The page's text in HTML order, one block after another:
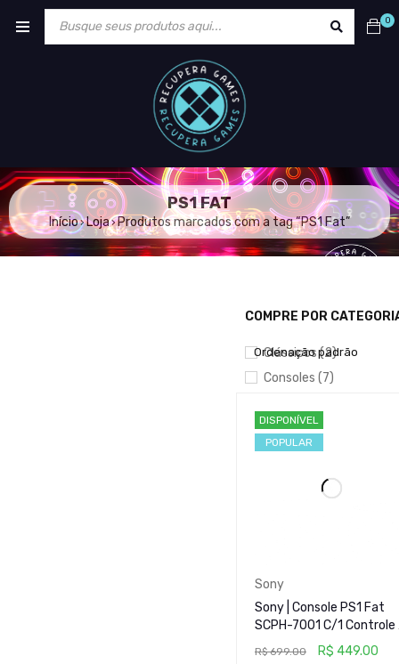
0
PS1 FAT
Início›Loja›Produtos marcados com a tag “PS1 Fat”
COMPRE POR
Clássicos (2)
Consoles (7)
Microsoft (1)
Nintendo (1)
Portáteis (0)
Raros e Colecionáveis
PREÇO
Ordenação padrão
MOSTRAR APENAS
DISPONÍVEL
POPULAR
Sony
Sony | Console PS1 Fat
SCPH-7001 C/1
Desbloqueado
R$699.00 R$ 449.00